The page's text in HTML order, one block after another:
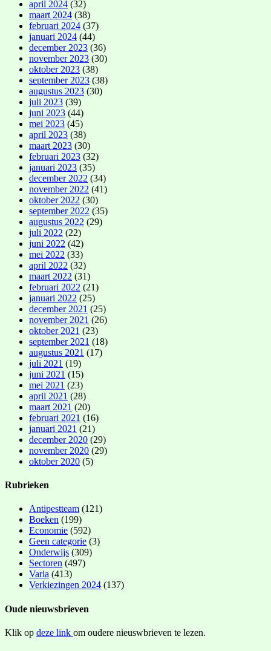
april 2024 (32)
maart 2024 (38)
februari 2024 (37)
januari 2024 (44)
december 2023 (36)
november 2023 (30)
oktober 2023 (38)
september 2023 (38)
augustus 2023 (30)
juli 2023 (39)
juni 2023 (44)
mei 2023 (45)
april 2023 (38)
maart 2023 (30)
februari 2023 (32)
januari 2023 (35)
december 2022 (34)
november 2022 (41)
oktober 2022 (30)
september 2022 (35)
augustus 2022 (29)
juli 2022 (22)
juni 2022 (42)
mei 2022 (33)
april 2022 (32)
maart 2022 (31)
februari 2022 (21)
januari 2022 (25)
december 2021 (25)
november 2021 (26)
oktober 2021 (23)
september 2021 (18)
augustus 2021 (17)
juli 2021 (19)
juni 2021 (15)
mei 2021 (23)
april 2021 (28)
maart 2021 (20)
februari 2021 (16)
januari 2021 (21)
december 2020 (29)
november 2020 (29)
oktober 2020 (5)
Rubrieken
Antipestteam (121)
Boeken (199)
Economie (592)
Geen categorie (3)
Onderwijs (309)
Sectoren (497)
Varia (413)
Verkiezingen 2024 (137)
Oude nieuwsbrieven
Klik op deze link om oudere nieuswbrieven te lezen.